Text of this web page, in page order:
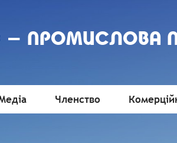
- ПРОМИСЛОВА
Членство